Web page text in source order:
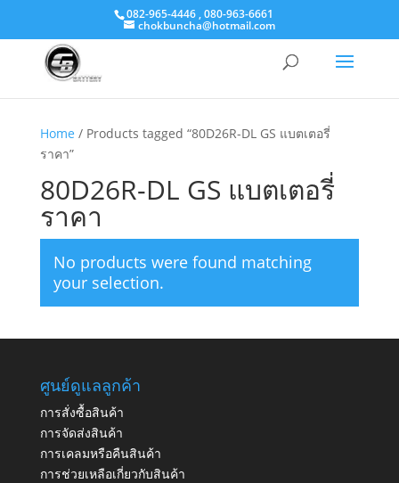
082-965-4446 , 080-963-6661
chokbuncha@hotmail.com
Home / Products tagged “80D26R-DL GS แบตเตอรี่
ราคา”
80D26R-DL GS แบตเตอรี่
ราคา
No products were found matching
your selection.
ศูนย์ดูแลลูกค้า
การสั่งซื้อสินค้า
การจัดส่งสินค้า
การเคลมหรือคืนสินค้า
การช่วยเหลือเกี่ยวกับสินค้า